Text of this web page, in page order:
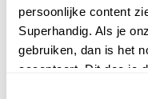
persoonlijke content
Superhandig. Als je
gebruiken, dan is het
accepteert. Dit doe je